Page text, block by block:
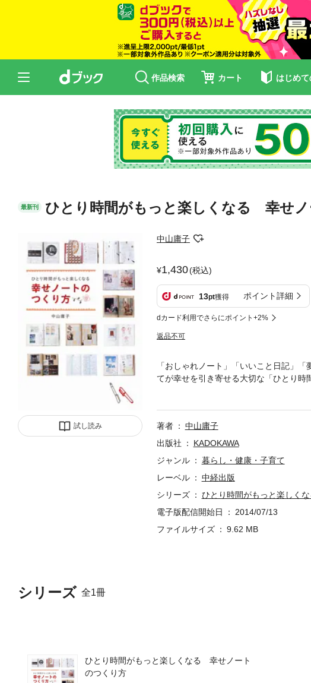
作品検索 カート はじめ
最新刊 ひとり時間がもっと楽しくなる 幸せ
試し読み
中山庸子
1,430(税込)
13pt獲得 ポイント詳細
dカード利用でさらにポイント+2%
返品不可
シリーズ 全1冊
ひとり時間がもっと楽しくなる 幸せノート
のつくり方
「おしゃれノート」「いいこと日記」
てが幸せを引き寄せる大切な「ひとり時
ートを書くことで始めてみませんか？
著者
中山庸子
出版社
KADOKAWA
ジャンル
暮らし・健康・子育て
レーベル
中経出版
シリーズ
ひとり時間がもっと楽しく
電子版配信開始日
2014/07/13
ファイルサイズ
9.62 MB